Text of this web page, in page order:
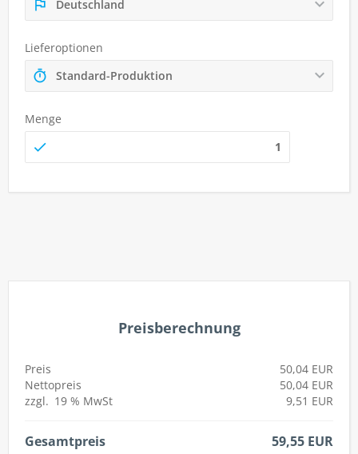
Deutschland
Lieferoptionen
Standard-Produktion
Menge
Preisberechnung
Preis
50,04 EUR
Nettopreis
50,04 EUR
zzgl. 19 % MwSt 9,51 EUR
Gesamtpreis 59,55 EUR